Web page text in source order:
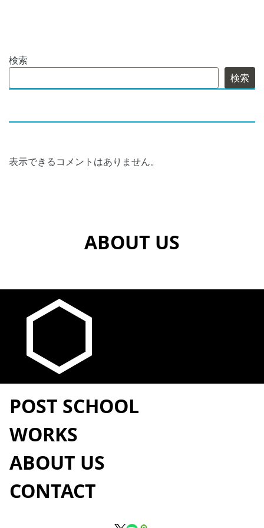
検索
検索
表示できるコメントはありません。
ABOUT US
POST SCHOOL
WORKS
ABOUT US
CONTACT